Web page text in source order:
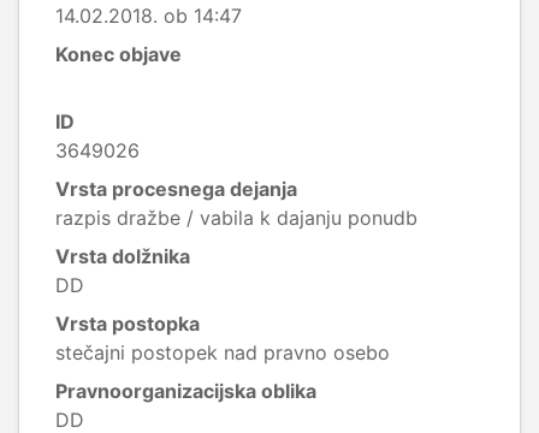
14.02.2018. ob 14:47
Konec objave
ID
3649026
Vrsta procesnega dejanja
razpis dražbe / vabila k dajanju ponudb
Vrsta dolžnika
DD
Vrsta postopka
stečajni postopek nad pravno osebo
Pravnoorganizacijska oblika
DD